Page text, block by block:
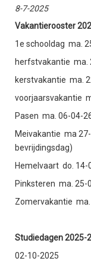
8-7-2025
Vakantierooster
1e schooldag ma.
herfstvakantie ma.
kerstvakantie ma.
voorjaarsvakantie
Pasen ma. 06-04-
Meivakantie ma
bevrijdingsdag)
Hemelvaart do. 14-
Pinksteren ma. 25-
Zomervakantie
Studiedagen 2025-
02-10-2025